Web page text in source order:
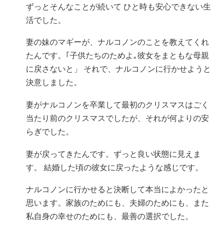
ずっとそんなことが続いて ひと時も安心できない生
活でした。
妻の妹のマギーが、ナルコノンのことを教えてくれ
たんです。｢子供たちのためよ｡彼女をまともな母親
に戻さないと」 それで、ナルコノンに行かせようと
決意しました。
妻がナルコノンを卒業して最初のクリスマスはごく
当たり前のクリスマスでしたが、それが何よりの安
らぎでした。
妻が戻ってきたんです。ずっと良い状態に見えま
す。 結婚した頃の彼女に戻ったような感じです。
ナルコノンに行かせると決断して本当によかったと
思います。家族のためにも、夫婦のためにも、また
私自身の幸せのためにも、最善の選択でした。